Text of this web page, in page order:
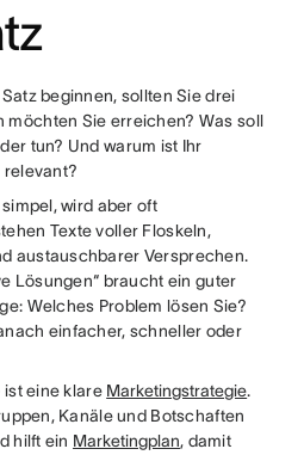
beginnen, sollten Sie drei
möchten Sie erreichen? Was soll
tun? Und warum ist Ihr
relevant?
wird aber oft
Texte voller Floskeln,
austauschbarer Versprechen.
Lösungen“ braucht ein guter
Welches Problem lösen Sie?
einfacher, schneller oder
ist eine klare Marketingstrategie.
Kanäle und Botschaften
hilft ein Marketingplan, damit